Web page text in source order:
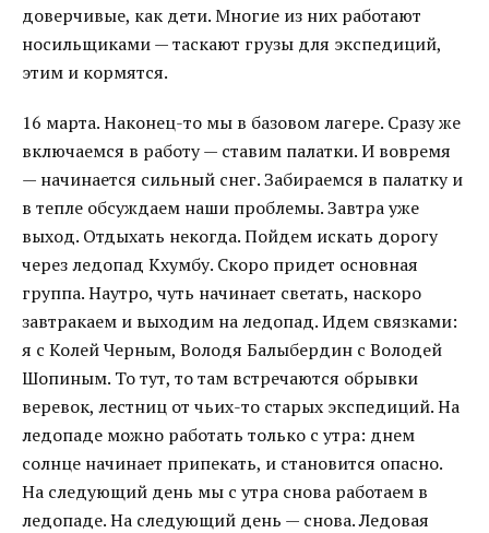
доверчивые, как дети. Многие из них работают
носильщиками — таскают грузы для экспедиций,
этим и кормятся.
16 марта. Наконец-то мы в базовом лагере. Сразу же
включаемся в работу — ставим палатки. И вовремя
— начинается сильный снег. Забираемся в палатку и
в тепле обсуждаем наши проблемы. Завтра уже
выход. Отдыхать некогда. Пойдем искать дорогу
через ледопад Кхумбу. Скоро придет основная
группа. Наутро, чуть начинает светать, наскоро
завтракаем и выходим на ледопад. Идем связками:
я с Колей Черным, Володя Балыбердин с Володей
Шопиным. То тут, то там встречаются обрывки
веревок, лестниц от чьих-то старых экспедиций. На
ледопаде можно работать только с утра: днем
солнце начинает припекать, и становится опасно.
На следующий день мы с утра снова работаем в
ледопаде. На следующий день — снова. Ледовая